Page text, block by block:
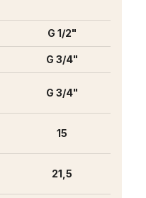
G 1/2"
G 3/4"
G 3/4"
15
21,5